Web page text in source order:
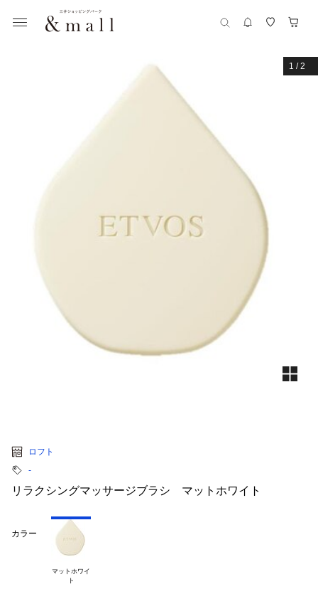
1 /2
ロフト
‐
リラクシングマッサージブラシ マットホワイト
カラー
マットホワイ